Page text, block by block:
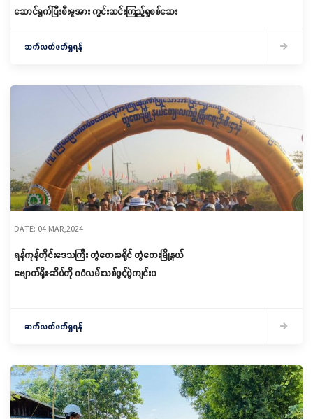
ဆောင်ရွက်ပြီးစီးမှုအား ကွင်းဆင်းကြည့်ရှုစစ်ဆေး
ဆက်လက်ဖတ်ရှုရန်
DATE: 04 MAR,2024
ရန်ကုန်တိုင်းဒေသကြီး တွံတေးခရိုင် တွံတေးမြို့နယ်
ဗျောက်ရိုး-ဆိပ်တို ဂဝံလမ်းသစ်ဖွင့်ပွဲကျင်းပ
ဆက်လက်ဖတ်ရှုရန်